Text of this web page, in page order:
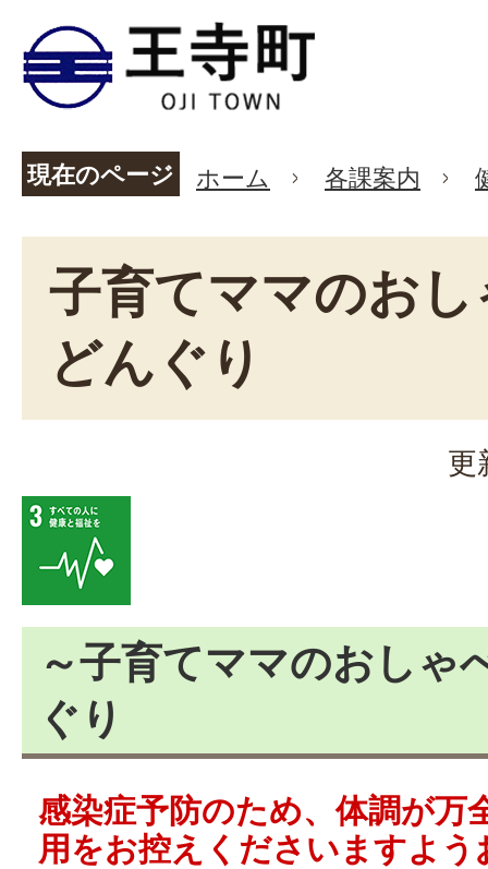
現在のページ ホーム 各課案内
子育てママのお
どんぐり
更
～子育てママのおしゃ
ぐり
感染症予防のため、体調が万
用をお控えくださいますよ